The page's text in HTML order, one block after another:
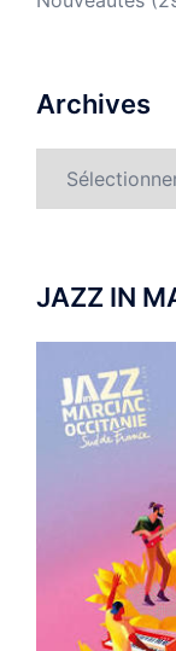
Archives
JAZZ IN